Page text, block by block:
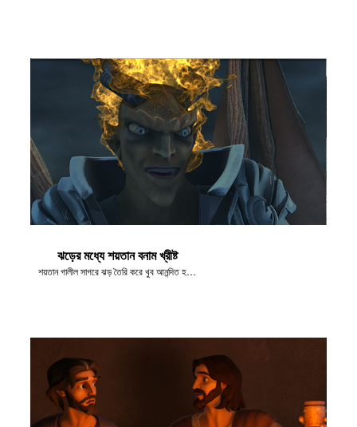
ঝড়ের মধ্যে শয়তান বনাম খ্রীষ্ট
শয়তান গালীল সাগরে ঝড় তৈরি করে খুব আনন্দিত হচ্ছিল।